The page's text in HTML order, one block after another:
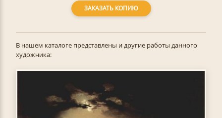
ЗАКАЗАТЬ КОПИЮ
В нашем каталоге представлены и другие работы данного
художника: